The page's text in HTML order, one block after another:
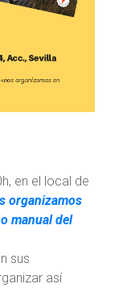
en el local de
organizamos
manual del
sus
así